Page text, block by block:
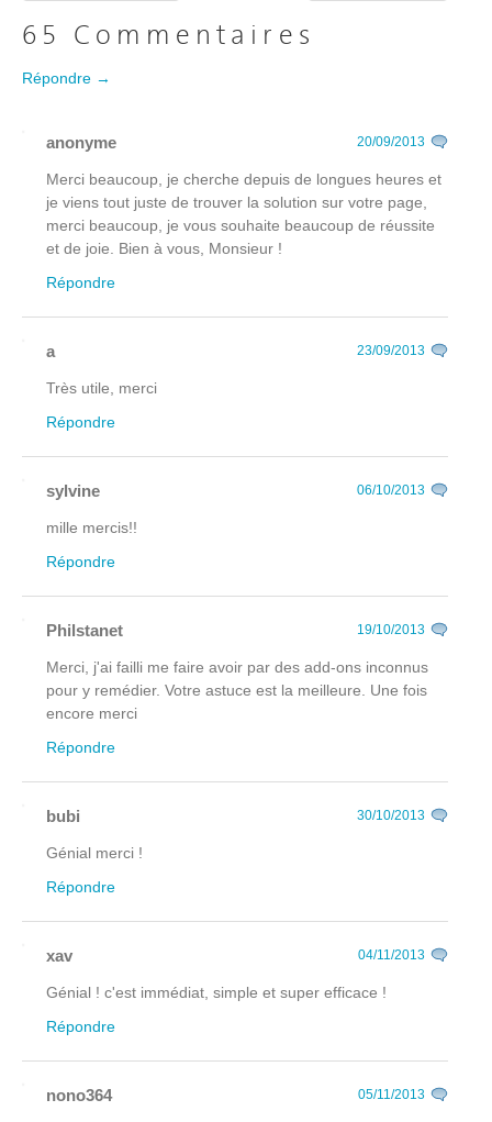
65 Commentaires
Répondre →
anonyme 20/09/2013
Merci beaucoup, je cherche depuis de longues heures et
je viens tout juste de trouver la solution sur votre page,
merci beaucoup, je vous souhaite beaucoup de réussite
et de joie. Bien à vous, Monsieur !
Répondre
a 23/09/2013
Très utile, merci
Répondre
sylvine 06/10/2013
mille mercis!!
Répondre
Philstanet 19/10/2013
Merci, j'ai failli me faire avoir par des add-ons inconnus
pour y remédier. Votre astuce est la meilleure. Une fois
encore merci
Répondre
bubi 30/10/2013
Génial merci !
Répondre
xav 04/11/2013
Génial ! c'est immédiat, simple et super efficace !
Répondre
nono364 05/11/2013